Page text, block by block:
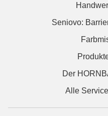
Seniovo:
Der
Alle